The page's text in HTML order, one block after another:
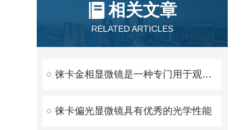
相关文章
RELATED ARTICLES
徕卡金相显微镜是一种专门用于观察金属材料微观结构的显微镜
徕卡偏光显微镜具有优秀的光学性能